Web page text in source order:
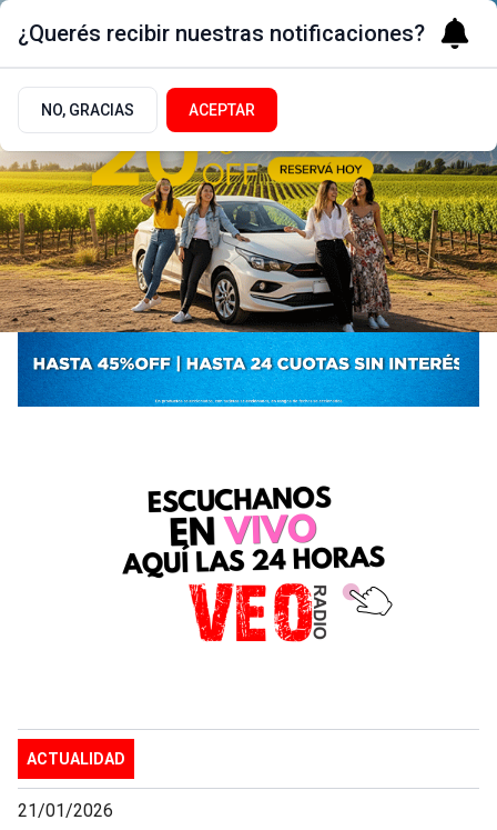
ACTUALIDAD
21/01/2026
¿Querés recibir nuestras notificaciones?
NO, GRACIAS ACEPTAR